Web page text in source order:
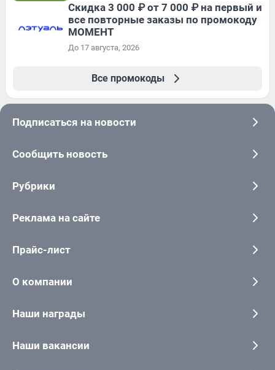
Скидка 3 000 ₽ от 7 000 ₽ на первый и
все повторные заказы по промокоду
МОМЕНТ
До 17 августа, 2026
Все промокоды
Подписаться на новости
Сообщить новость
Рубрики
Реклама на сайте
Прайс-лист
О компании
Наши награды
Наши вакансии